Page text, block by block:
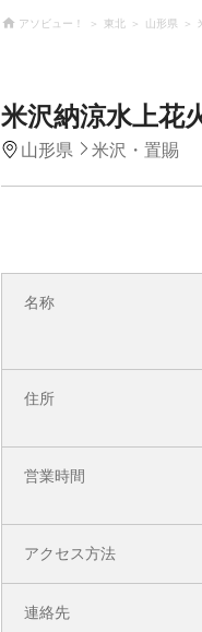
アソビュー！ 東北 山形県
米沢納涼水上花
山形県 米沢・置賜
名称
住所
営業時間
アクセス方法
連絡先